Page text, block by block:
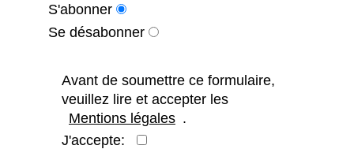
S'abonner
Se désabonner
Avant de soumettre ce formulaire,
veuillez lire et accepter les
Mentions légales .
J'accepte: